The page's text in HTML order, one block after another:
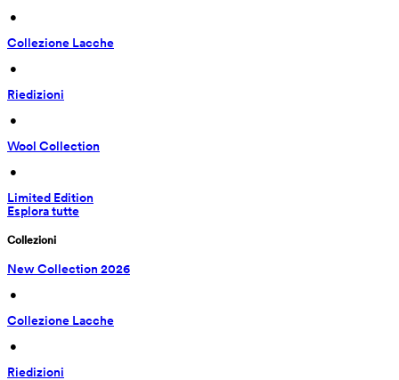
•
Collezione Lacche
•
Riedizioni
•
Wool Collection
•
Limited Edition
Esplora tutte
Collezioni
New Collection 2026
•
Collezione Lacche
•
Riedizioni